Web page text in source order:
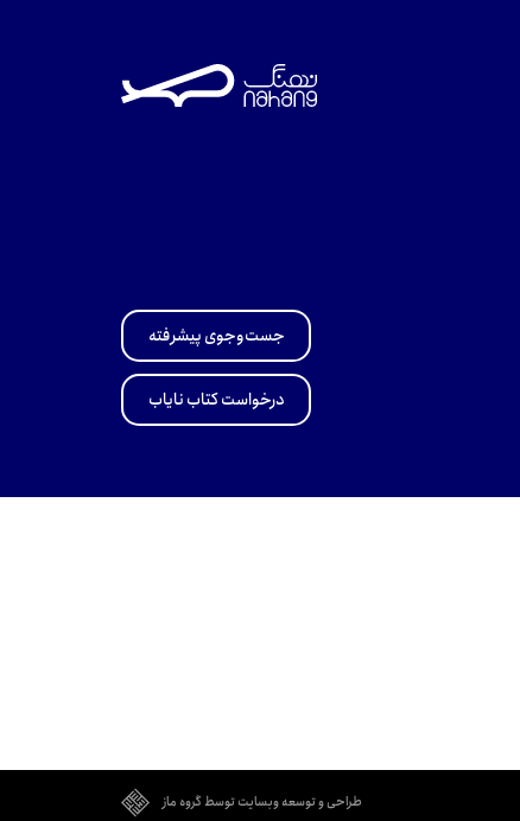
جست‌وجوی پیشرفته
درخواست کتاب نایاب
طراحی و توسعه وبسایت توسط گروه ماز